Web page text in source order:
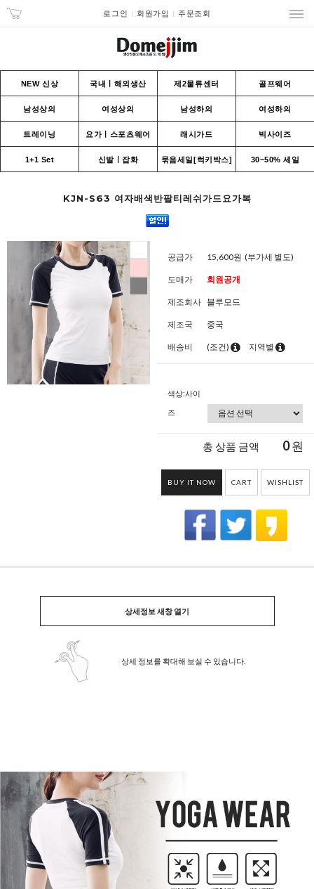
로그인 회원가입 주문조회
NEW 신상 국내ㅣ해외생산 제2물류센터 골프웨어
남성상의 여성상의 남성하의 여성하의
트레이닝 요가ㅣ스포츠웨어 래시가드 빅사이즈
1+1 Set 신발ㅣ잡화 묶음세일[럭키박스] 30~50% 세일
KJN-S63 여자배색반팔티레쉬가드요가복
공급가 15,600원 (부가세 별도)
도매가 회원공개
제조회사 블루모드
제조국 중국
배송비 (조건) 지역별
색상:사이
즈
총 상품 금액 0원
BUY IT NOW CART WISHLIST
상세정보 새창 열기
상세 정보를 확대해 보실 수 있습니다.